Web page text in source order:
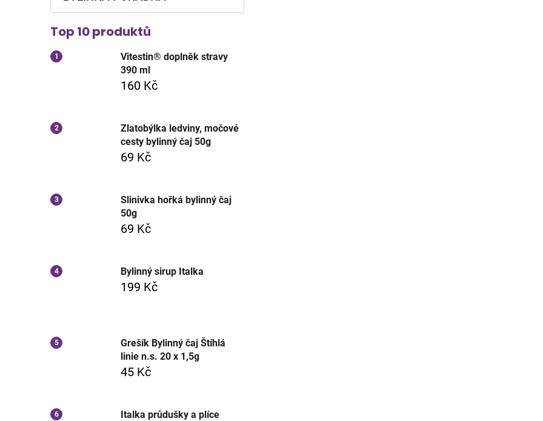
Top 10 produktů
Vitestin® doplněk stravy
390 ml
160 Kč
Zlatobýlka ledviny, močové
cesty bylinný čaj 50g
69 Kč
Slinivka hořká bylinný čaj
50g
69 Kč
Bylinný sirup Italka
199 Kč
Grešík Bylinný čaj Štíhlá
linie n.s. 20 x 1,5g
45 Kč
Italka průdušky a plíce